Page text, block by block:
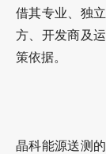
借其专业、独
方、开发商及
策依据。
晶科能源送测的